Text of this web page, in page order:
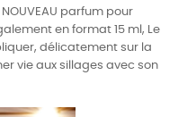
parfum pour
en format 15 ml, Le
délicatement sur la
vie aux sillages avec son